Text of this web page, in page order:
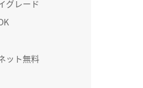
グレード
ット無料